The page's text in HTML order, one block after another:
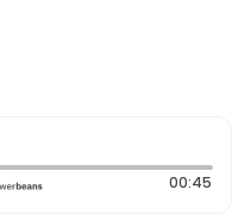
segundos 00:45